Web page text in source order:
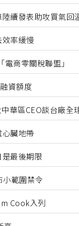
續發表助攻買氣回
率緩慢
商零關稅聯盟」
資額度
華區CEO談台廠全
臟地帶
最後期限
範圍禁令
Cook入列